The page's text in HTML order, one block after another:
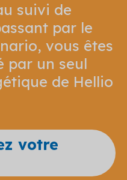
suivi de
par le
vous êtes
par un seul
de Hellio
votre